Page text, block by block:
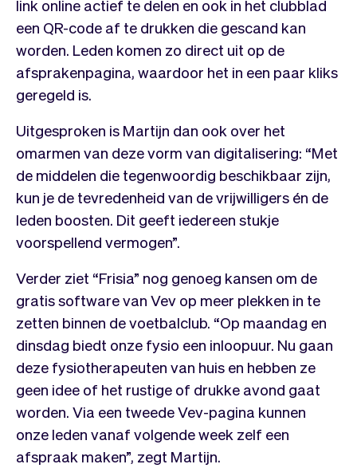
link online actief te delen en ook in het clubblad
een QR-code af te drukken die gescand kan
worden. Leden komen zo direct uit op de
afsprakenpagina, waardoor het in een paar kliks
geregeld is.
Uitgesproken is Martijn dan ook over het
omarmen van deze vorm van digitalisering: “Met
de middelen die tegenwoordig beschikbaar zijn,
kun je de tevredenheid van de vrijwilligers én de
leden boosten. Dit geeft iedereen stukje
voorspellend vermogen”.
Verder ziet “Frisia” nog genoeg kansen om de
gratis software van Vev op meer plekken in te
zetten binnen de voetbalclub. “Op maandag en
dinsdag biedt onze fysio een inloopuur. Nu gaan
deze fysiotherapeuten van huis en hebben ze
geen idee of het rustige of drukke avond gaat
worden. Via een tweede Vev-pagina kunnen
onze leden vanaf volgende week zelf een
afspraak maken”, zegt Martijn.